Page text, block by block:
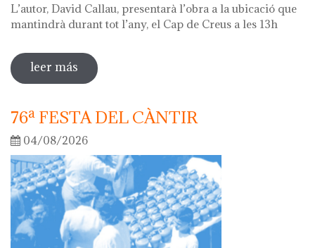
L’autor, David Callau, presentarà l’obra a la ubicació que
mantindrà durant tot l’any, el Cap de Creus a les 13h
leer más sobre presentació càntir gegant d'artista
76ª FESTA DEL CÀNTIR
04/08/2026